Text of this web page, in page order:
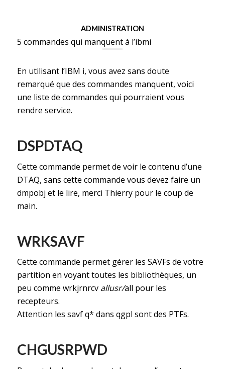
ADMINISTRATION
5 commandes qui manquent à l’ibmi
En utilisant l’IBM i, vous avez sans doute
remarqué que des commandes manquent, voici
une liste de commandes qui pourraient vous
rendre service.
DSPDTAQ
Cette commande permet de voir le contenu d’une
DTAQ, sans cette commande vous devez faire un
dmpobj et le lire, merci Thierry pour le coup de
main.
WRKSAVF
Cette commande permet gérer les SAVFs de votre
partition en voyant toutes les bibliothèques, un
peu comme wrkjrnrcv allusr/all pour les
recepteurs.
Attention les savf q* dans qgpl sont des PTFs.
CHGUSRPWD